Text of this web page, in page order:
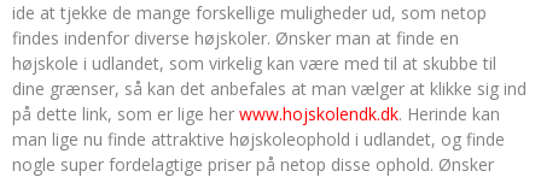
ide at tjekke de mange forskellige muligheder ud, som netop
findes indenfor diverse højskoler. Ønsker man at finde en
højskole i udlandet, som virkelig kan være med til at skubbe til
dine grænser, så kan det anbefales at man vælger at klikke sig ind
på dette link, som er lige her www.hojskolendk.dk. Herinde kan
man lige nu finde attraktive højskoleophold i udlandet, og finde
nogle super fordelagtige priser på netop disse ophold. Ønsker